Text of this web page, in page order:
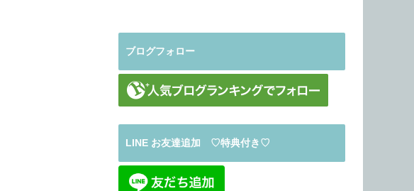
ブログフォロー
LINE お友達追加 ♡特典付き♡